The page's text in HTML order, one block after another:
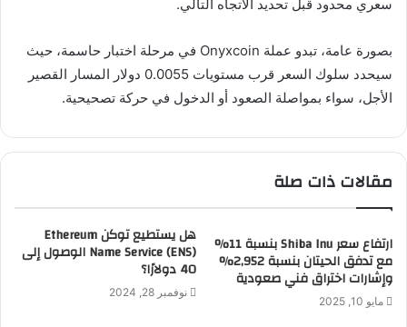
سعري محدود قبل تحديد الاتجاه التالي.
بصورة عامة، تبدو عملة Onyxcoin في مرحلة اختبار حاسمة، حيث
سيحدد سلوك السعر قرب مستويات 0.0055 دولار المسار القصير
الأجل، سواء بمواصلة الصعود أو الدخول في حركة تصحيحية.
مقالات ذات صلة
ارتفاع سعر Shiba Inu بنسبة 11%
مع تدفق الحيتان بنسبة 2,952%
وإشارات اختراق فني صعودية
مايو 10, 2025
هل يستطيع توكن Ethereum
Name Service (ENS) الوصول إلى
40 دولارًا؟
نوفمبر 28, 2024